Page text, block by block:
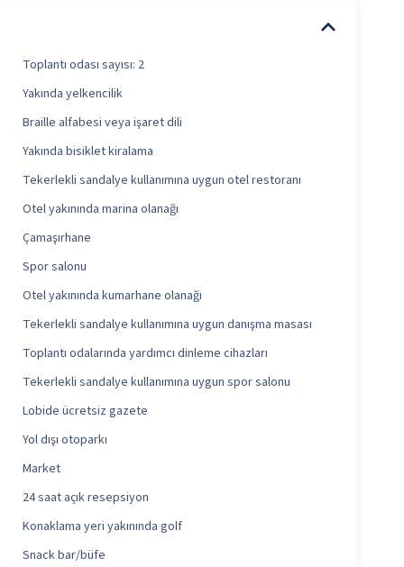
Toplantı odası sayısı: 2
Yakında yelkencilik
Braille alfabesi veya işaret dili
Yakında bisiklet kiralama
Tekerlekli sandalye kullanımına uygun otel restoranı
Otel yakınında marina olanağı
Çamaşırhane
Spor salonu
Otel yakınında kumarhane olanağı
Tekerlekli sandalye kullanımına uygun danışma masası
Toplantı odalarında yardımcı dinleme cihazları
Tekerlekli sandalye kullanımına uygun spor salonu
Lobide ücretsiz gazete
Yol dışı otoparkı
Market
24 saat açık resepsiyon
Konaklama yeri yakınında golf
Snack bar/büfe